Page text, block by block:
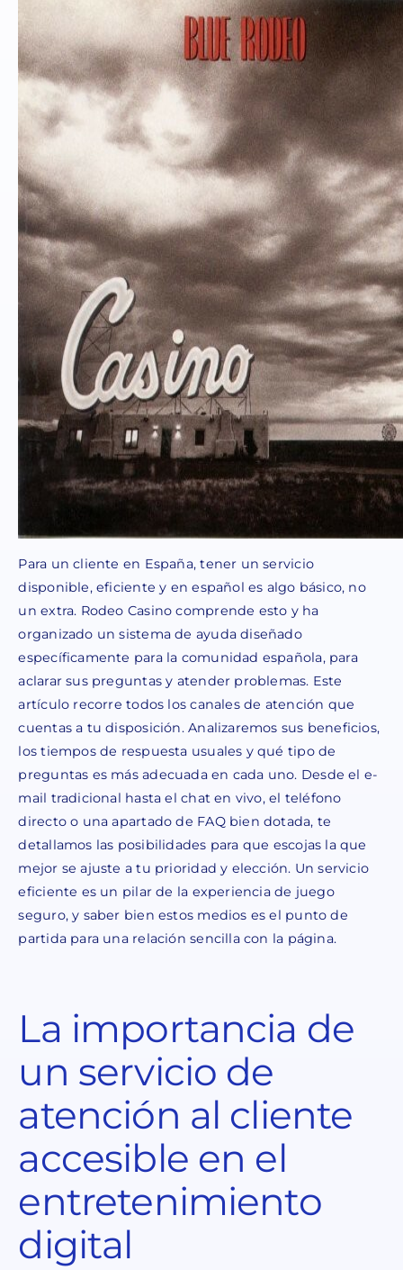
Para un cliente en España, tener un servicio
disponible, eficiente y en español es algo básico, no
un extra. Rodeo Casino comprende esto y ha
organizado un sistema de ayuda diseñado
específicamente para la comunidad española, para
aclarar sus preguntas y atender problemas. Este
artículo recorre todos los canales de atención que
cuentas a tu disposición. Analizaremos sus beneficios,
los tiempos de respuesta usuales y qué tipo de
preguntas es más adecuada en cada uno. Desde el e-
mail tradicional hasta el chat en vivo, el teléfono
directo o una apartado de FAQ bien dotada, te
detallamos las posibilidades para que escojas la que
mejor se ajuste a tu prioridad y elección. Un servicio
eficiente es un pilar de la experiencia de juego
seguro, y saber bien estos medios es el punto de
partida para una relación sencilla con la página.
La importancia de
un servicio de
atención al cliente
accesible en el
entretenimiento
digital